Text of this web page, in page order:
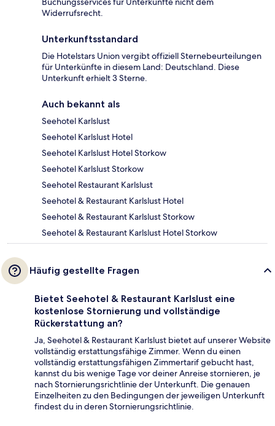
Widerrufsrecht.
Unterkunftsstandard
Die Hotelstars Union vergibt offiziell Sternebeurteilungen
für Unterkünfte in diesem Land: Deutschland. Diese
Unterkunft erhielt 3 Sterne.
Auch bekannt als
Seehotel Karlslust
Seehotel Karlslust Hotel
Seehotel Karlslust Hotel Storkow
Seehotel Karlslust Storkow
Seehotel Restaurant Karlslust
Seehotel & Restaurant Karlslust Hotel
Seehotel & Restaurant Karlslust Storkow
Seehotel & Restaurant Karlslust Hotel Storkow
Häufig gestellte Fragen
Bietet Seehotel & Restaurant Karlslust eine
kostenlose Stornierung und vollständige
Rückerstattung an?
Ja, Seehotel & Restaurant Karlslust bietet auf unserer Website
vollständig erstattungsfähige Zimmer. Wenn du einen
vollständig erstattungsfähigen Zimmertarif gebucht hast,
kannst du bis wenige Tage vor deiner Anreise stornieren, je
nach Stornierungsrichtlinie der Unterkunft. Die genauen
Einzelheiten zu den Bedingungen der jeweiligen Unterkunft
findest du in deren Stornierungsrichtlinie.